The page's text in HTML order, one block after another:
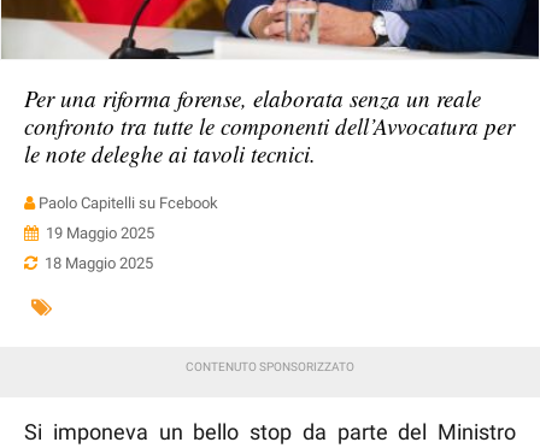
Per una riforma forense, elaborata senza un reale
confronto tra tutte le componenti dell’Avvocatura per
le note deleghe ai tavoli tecnici.
Paolo Capitelli su Fcebook
19 Maggio 2025
18 Maggio 2025
Si imponeva un bello stop da parte del Ministro